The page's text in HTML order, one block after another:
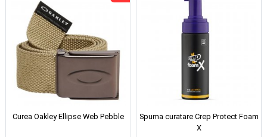
Curea Oakley Ellipse Web Pebble
Spuma curatare Crep Protect Foam
X